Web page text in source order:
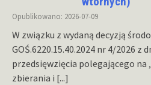
Opublikowano: 2026-07-09
W związku z wydaną decyzją
GOŚ.6220.15.40.2024 nr 4/2026 z
przedsięwzięcia polegającego na
zbierania i [...]